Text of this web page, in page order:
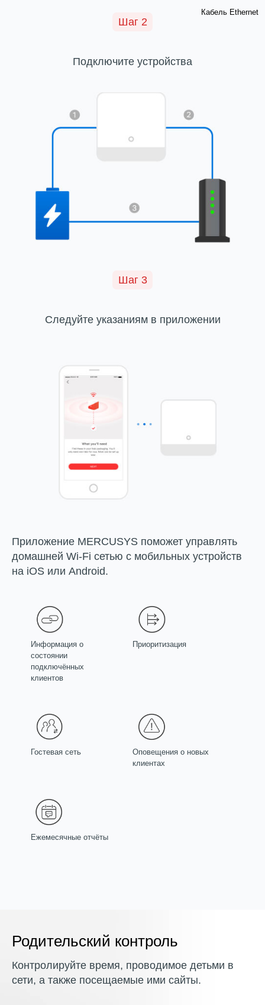
Кабель Ethernet
Шаг 2
Подключите устройства
Шаг 3
Следуйте указаниям в приложении
Приложение MERCUSYS поможет управлять
домашней Wi-Fi сетью с мобильных устройств
на iOS или Android.
Информация о
состоянии
подключённых
клиентов
Приоритизация
Гостевая сеть
Оповещения о новых
клиентах
Ежемесячные отчёты
Родительский контроль
Контролируйте время, проводимое детьми в
сети, а также посещаемые ими сайты.